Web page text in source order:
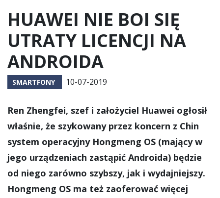
HUAWEI NIE BOI SIĘ
UTRATY LICENCJI NA
ANDROIDA
SMARTFONY 10-07-2019
Ren Zhengfei, szef i założyciel Huawei ogłosił
właśnie, że szykowany przez koncern z Chin
system operacyjny Hongmeng OS (mający w
jego urządzeniach zastąpić Androida) będzie
od niego zarówno szybszy, jak i wydajniejszy.
Hongmeng OS ma też zaoferować więcej